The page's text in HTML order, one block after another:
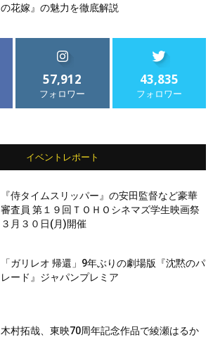
の花嫁』の魅力を徹底解説
57,912
フォロワー
43,835
フォロワー
イベントレポート
『侍タイムスリッパー』の安田監督など豪華
審査員 第１９回ＴＯＨＯシネマズ学生映画祭
３月３０日(月)開催
「ガリレオ 帰還」9年ぶりの劇場版『沈黙のパ
レード』ジャパンプレミア
木村拓哉、東映70周年記念作品で綾瀬はるか